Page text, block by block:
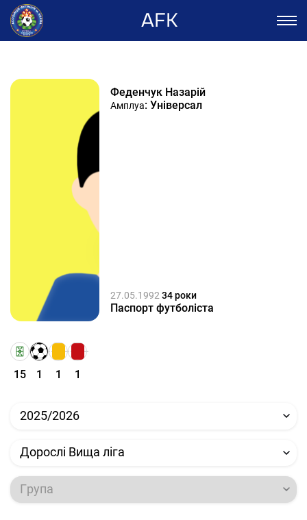
AFK
Феденчук Назарій
Амплуа: Універсал
27.05.1992 34 роки
Паспорт футболіста
15 1 1 1
2025/2026
Дорослі Вища ліга
Група